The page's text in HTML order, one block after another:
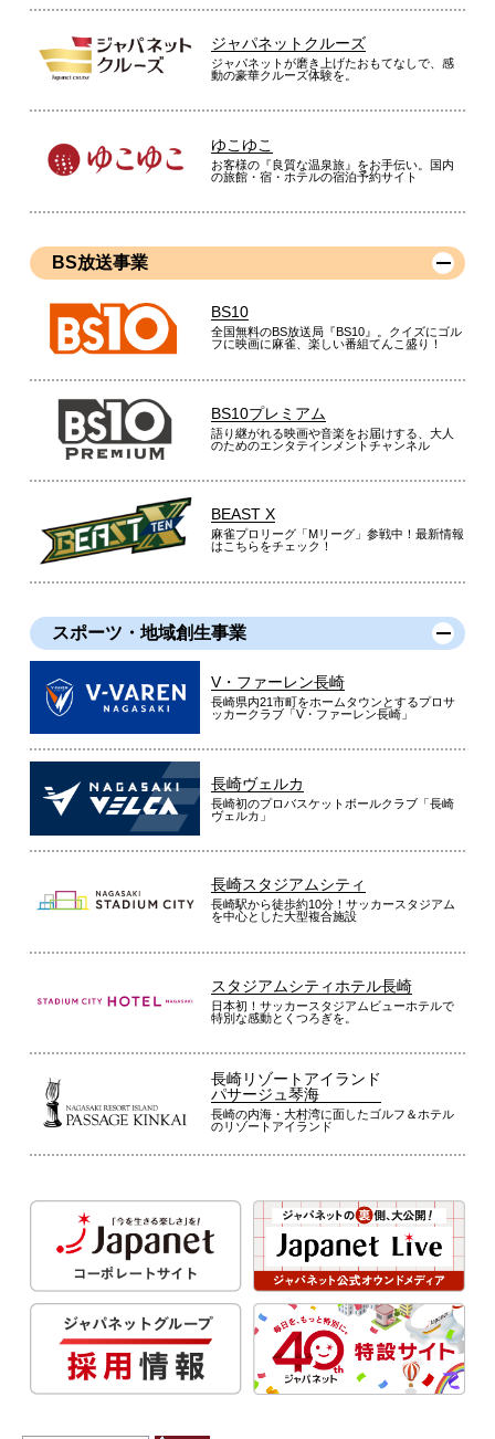
ジャパネットクルーズ
ジャパネットが磨き上げたおもてなしで、感
動の豪華クルーズ体験を。
ゆこゆこ
お客様の『良質な温泉旅』をお手伝い。国内
の旅館・宿・ホテルの宿泊予約サイト
BS放送事業
BS10
全国無料のBS放送局『BS10』。クイズにゴル
フに映画に麻雀、楽しい番組てんこ盛り！
BS10プレミアム
語り継がれる映画や音楽をお届けする、大人
のためのエンタテインメントチャンネル
BEAST X
麻雀プロリーグ「Mリーグ」参戦中！最新情報
はこちらをチェック！
スポーツ・地域創生事業
V・ファーレン長崎
長崎県内21市町をホームタウンとするプロサ
ッカークラブ「V・ファーレン長崎」
長崎ヴェルカ
長崎初のプロバスケットボールクラブ「長崎
ヴェルカ」
長崎スタジアムシティ
長崎駅から徒歩約10分！サッカースタジアム
を中心とした大型複合施設
スタジアムシティホテル長崎
日本初！サッカースタジアムビューホテルで
特別な感動とくつろぎを。
長崎リゾートアイランド
パサージュ琴海
長崎の内海・大村湾に面したゴルフ＆ホテル
のリゾートアイランド